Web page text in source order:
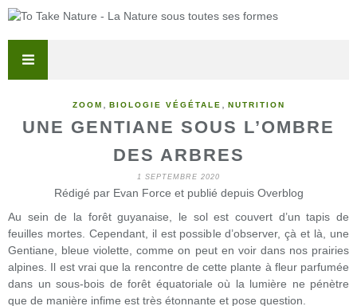
ZOOM BIOLOGIE VÉGÉTALE NUTRITION
UNE GENTIANE SOUS L’OMBRE
DES ARBRES
1 SEPTEMBRE 2020
Rédigé par Evan Force et publié depuis Overblog
Au sein de la forêt guyanaise, le sol est couvert d’un tapis de
feuilles mortes. Cependant, il est possible d’observer, çà et là, une
Gentiane, bleue violette, comme on peut en voir dans nos prairies
alpines. Il est vrai que la rencontre de cette plante à fleur parfumée
dans un sous-bois de forêt équatoriale où la lumière ne pénètre
que de manière infime est très étonnante et pose question.